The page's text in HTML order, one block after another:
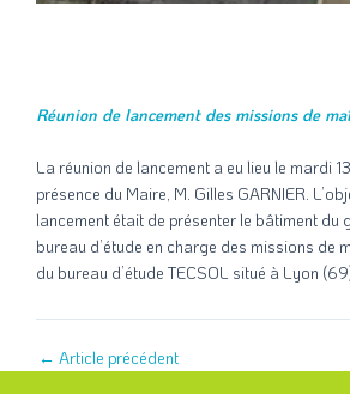
Réunion de lancement des missions de
La réunion de lancement a eu lieu le mardi
présence du Maire, M. Gilles GARNIER.
lancement était de présenter le bâtiment du
bureau d’étude en charge des missions de
du bureau d’étude TECSOL situé à Lyon
← Article précédent